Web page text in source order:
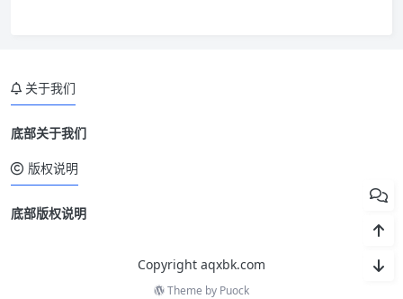
关于我们
底部关于我们
版权说明
底部版权说明
Copyright aqxbk.com
Theme by Puock